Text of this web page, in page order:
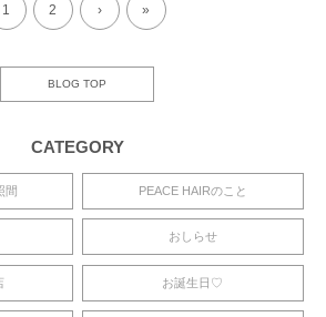
1 2 › »
BLOG TOP
CATEGORY
間 PEACE HAIRのこと
おしらせ
お誕生日♡